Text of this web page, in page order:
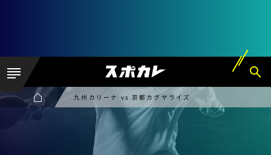
九州カリーナ vs 京都カグヤライズ